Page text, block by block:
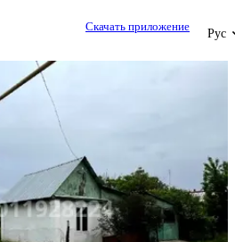
Скачать приложение
Рус